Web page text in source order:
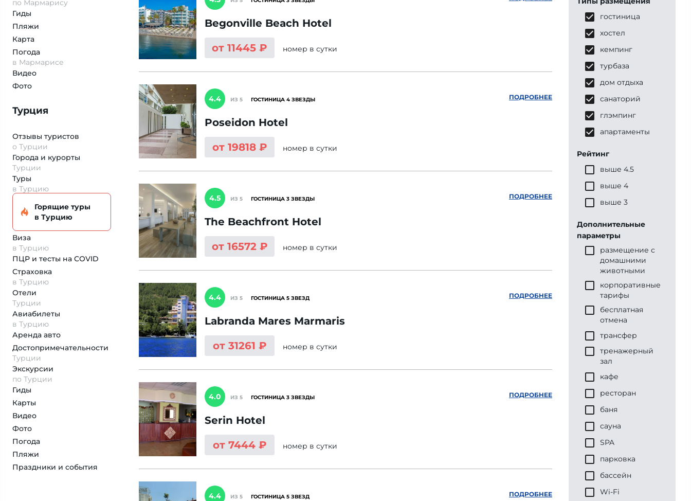
по Мармарису
Гиды
Пляжи
Карта
Погода
в Мармарисе
Видео
Фото
Турция
Отзывы туристов
о Турции
Города и курорты
Турции
Туры
в Турцию
Горящие туры
в Турцию
Виза
в Турцию
ПЦР и тесты на COVID
Страховка
в Турцию
Отели
Турции
Авиабилеты
в Турцию
Аренда авто
Достопримеча­тельности
Турции
Экскурсии
по Турции
Гиды
Карты
Видео
Фото
Погода
Пляжи
Праздники и события
Begonville Beach Hotel
от 11445 ₽
номер в сутки
4.4 ИЗ 5 ГОСТИНИЦА 4 ЗВЕЗДЫ
Poseidon Hotel
от 19818 ₽
номер в сутки
ПОДРОБНЕЕ
4.5 ИЗ 5 ГОСТИНИЦА 3 ЗВЕЗДЫ
The Beachfront Hotel
от 16572 ₽
номер в сутки
ПОДРОБНЕЕ
4.4 ИЗ 5 ГОСТИНИЦА 5 ЗВЕЗД
Labranda Mares Marmaris
от 31261 ₽
номер в сутки
ПОДРОБНЕЕ
4.0 ИЗ 5 ГОСТИНИЦА 3 ЗВЕЗДЫ
Serin Hotel
от 7444 ₽
номер в сутки
ПОДРОБНЕЕ
4.4 ИЗ 5 ГОСТИНИЦА 5 ЗВЕЗД ПОДРОБНЕЕ
гостиница
хостел
кемпинг
турбаза
дом отдыха
санаторий
глэмпинг
апартаменты
Рейтинг
выше 4.5
выше 4
выше 3
Дополнительные
параметры
размещение с
домашними
животными
корпоративные
тарифы
бесплатная
отмена
трансфер
тренажерный
зал
кафе
ресторан
баня
сауна
SPA
парковка
бассейн
Wi-Fi